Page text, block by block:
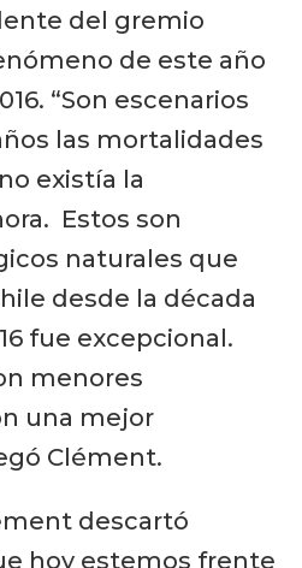
del gremio
de este año
“Son escenarios
las mortalidades
existía la
Estos son
naturales que
desde la década
fue excepcional.
menores
una mejor
Clément.
descartó
hoy estemos frente